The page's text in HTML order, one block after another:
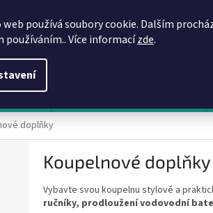
web používá soubory cookie. Dalším
používáním.. Více informacízde.
doplňky
Koupelnové doplňky
Vybavte svou koupelnu stylově a
ručníky, prodloužení vodovodní